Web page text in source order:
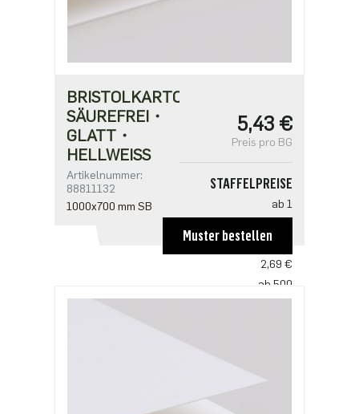
BRISTOLKARTON
SÄUREFREI・
GLATT・
HELLWEISS
Artikelnummer:
88811132
1000x700 mm SB
5,43 €
Preis pro BG
STAFFELPREISE
ab 1
ab 100
2,69 €
ab 500
Muster bestellen